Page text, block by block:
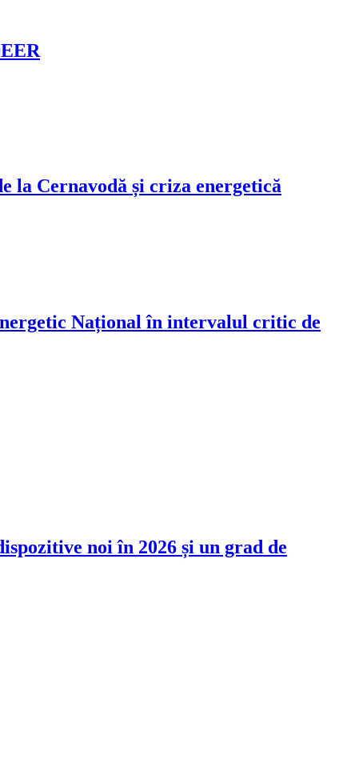
la Cernavodă și criza energetică
Național în intervalul critic de
noi în 2026 și un grad de